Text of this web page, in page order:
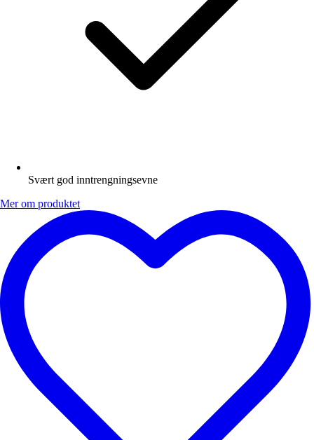
Svært god inntrengningsevne
Mer om produktet